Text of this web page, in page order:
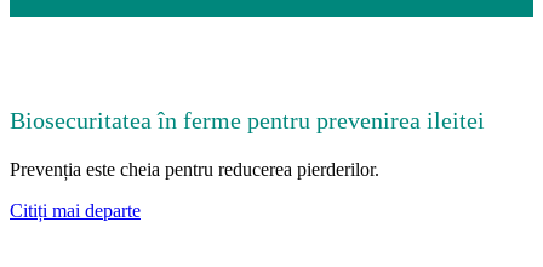
Biosecuritatea în ferme pentru prevenirea ileitei
Prevenția este cheia pentru reducerea pierderilor.
Citiți mai departe